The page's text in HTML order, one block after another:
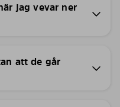
jag vevar ner
att de går